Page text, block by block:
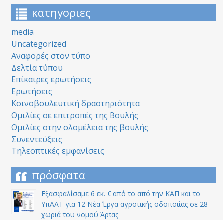
κατηγοριες
media
Uncategorized
Αναφορές στον τύπο
Δελτία τύπου
Επίκαιρες ερωτήσεις
Ερωτήσεις
Κοινοβουλευτική δραστηριότητα
Ομιλίες σε επιτροπές της Βουλής
Ομιλίες στην ολομέλεια της βουλής
Συνεντεύξεις
Τηλεοπτικές εμφανίσεις
πρόσφατα
Εξασφαλίσαμε 6 εκ. € από το από την ΚΑΠ και το
ΥπΑΑΤ για 12 Nέα Έργα αγροτικής οδοποιίας σε 28
χωριά του νομού Άρτας